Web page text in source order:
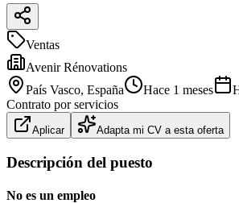
Ventas
Avenir Rénovations
País Vasco, España Hace 1 meses
Contrato por servicios
Aplicar Adapta mi CV a esta oferta
Descripción del puesto
No es un empleo